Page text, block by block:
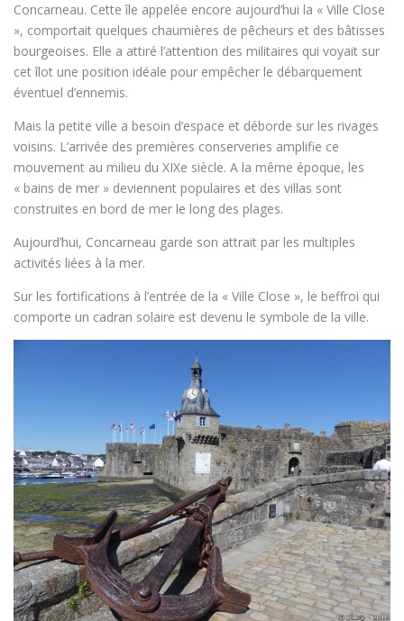
Concarneau. Cette île appelée encore aujourd’hui la « Ville Close
», comportait quelques chaumières de pêcheurs et des bâtisses
bourgeoises. Elle a attiré l’attention des militaires qui voyait sur
cet îlot une position idéale pour empêcher le débarquement
éventuel d’ennemis.
Mais la petite ville a besoin d’espace et déborde sur les rivages
voisins. L’arrivée des premières conserveries amplifie ce
mouvement au milieu du XIXe siècle. A la même époque, les
« bains de mer » deviennent populaires et des villas sont
construites en bord de mer le long des plages.
Aujourd’hui, Concarneau garde son attrait par les multiples
activités liées à la mer.
Sur les fortifications à l’entrée de la « Ville Close », le beffroi qui
comporte un cadran solaire est devenu le symbole de la ville.